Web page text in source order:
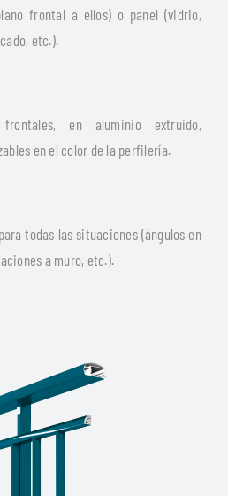
frontal a ellos) o panel (vidrio,
etc.).
en aluminio extruido,
en el color de la perfilería.
todas las situaciones (ángulos en
a muro, etc.).